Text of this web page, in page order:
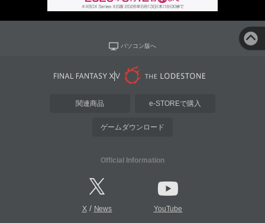
パソコン版へ
関連商品 e-STOREで購入
ゲームダウンロード
Official Information
X/ News YouTube